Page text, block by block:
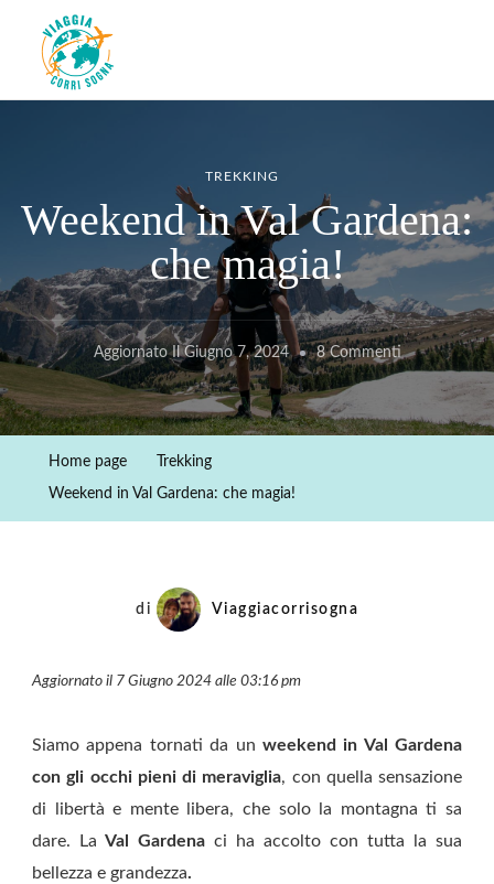
Viaggiacorrisogna – Blog di
viaggi e running
Viaggi zaino in spalla e corse in giro per il mondo
TREKKING
Weekend in Val Gardena:
che magia!
Aggiornato IlGiugno 7, 2024 8 CommentiSu
Weekend
In
Home page Trekking
Weekend in Val Gardena: che magia!
di Viaggiacorrisogna
Aggiornato il 7 Giugno 2024 alle 03:16 pm
Siamo appena tornati da un weekend in Val Gardena
con gli occhi pieni di meraviglia, con quella sensazione
di libertà e mente libera, che solo la montagna ti sa
dare. La Val Gardena ci ha accolto con tutta la sua
bellezza e grandezza.